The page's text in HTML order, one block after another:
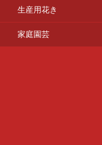
生産用花き
家庭園芸